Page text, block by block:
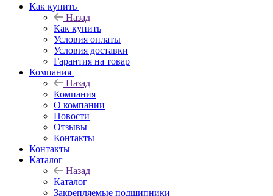
Как купить
Назад
Как купить
Условия оплаты
Условия доставки
Гарантия на товар
Компания
Назад
Компания
О компании
Новости
Отзывы
Контакты
Контакты
Каталог
Назад
Каталог
Закрепляемые подшипники